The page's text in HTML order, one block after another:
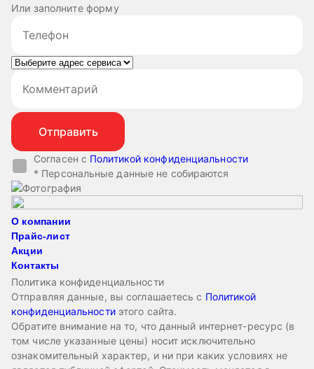
Или заполните форму
Согласен с Политикой конфиденциальности
* Персональные данные не собираются
О компании
Прайс-лист
Акции
Контакты
Политика конфиденциальности
Отправляя данные, вы соглашаетесь с Политикой
конфиденциальностиэтого сайта.
Обратите внимание на то, что данный интернет-ресурс (в
том числе указанные цены) носит исключительно
ознакомительный характер, и ни при каких условиях не